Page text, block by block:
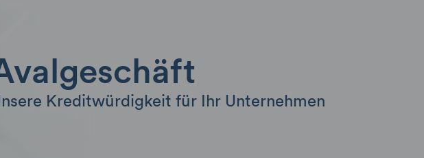
Kreditwürdigkeit für Ihr Unternehmen